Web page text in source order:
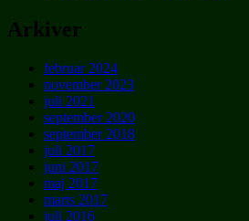
Arkiver
februar 2024
november 2023
juli 2021
september 2020
september 2018
juli 2017
juni 2017
maj 2017
marts 2017
juli 2016